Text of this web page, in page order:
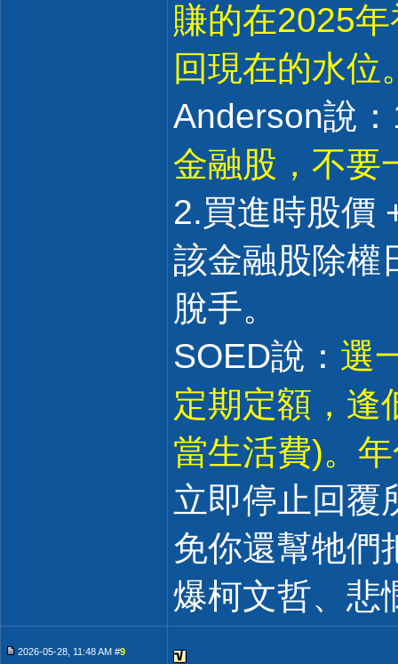
賺的在2025
回現在的水位
Anderson說
金融股，不要
2.買進時股價
該金融股除權
脫手。
SOED說： 選
定期定額，逢
當生活費)。
立即停止回覆
免你還幫牠們
爆柯文哲、悲
2026-05-28, 11:48 AM #9